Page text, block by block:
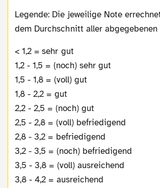
Legende: Die jeweilige Note errechnet sich aus
dem Durchschnitt aller abgegebenen
< 1,2 = sehr gut
1,2 - 1,5 = (noch) sehr gut
1,5 - 1,8 = (voll) gut
1,8 - 2,2 = gut
2,2 - 2,5 = (noch) gut
2,5 - 2,8 = (voll) befriedigend
2,8 - 3,2 = befriedigend
3,2 - 3,5 = (noch) befriedigend
3,5 - 3,8 = (voll) ausreichend
3,8 - 4,2 = ausreichend